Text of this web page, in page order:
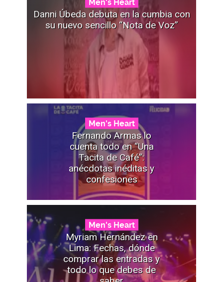
Men's Heart
Danni Úbeda debuta en la cumbia con
su nuevo sencillo “Nota de Voz”
Men's Heart
Fernando Armas lo
cuenta todo en “Una
Tacita de Café”:
anécdotas inéditas y
confesiones
Men's Heart
Myriam Hernández en
Lima: Fechas, dónde
comprar las entradas y
todo lo que debes de